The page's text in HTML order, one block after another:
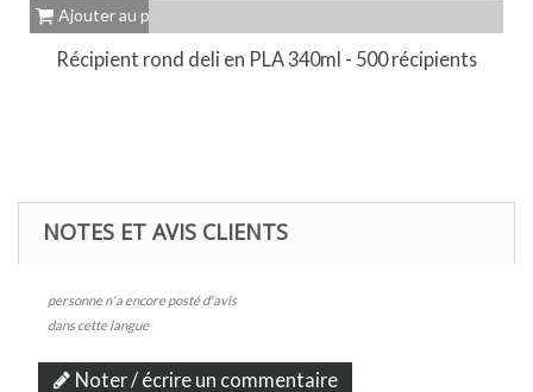
Ajouter au panier
Récipient rond deli en PLA 340ml - 500 récipients
NOTES ET AVIS CLIENTS
personne n'a encore posté d'avis
dans cette langue
Noter / écrire un commentaire